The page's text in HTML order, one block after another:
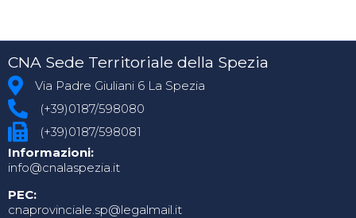
CNA Sede Territoriale della Spezia
Via Padre Giuliani 6 La Spezia
(+39)0187/598080
(+39)0187/598081
Informazioni:
info@cnalaspezia.it
PEC:
cnaprovinciale.sp@legalmail.it